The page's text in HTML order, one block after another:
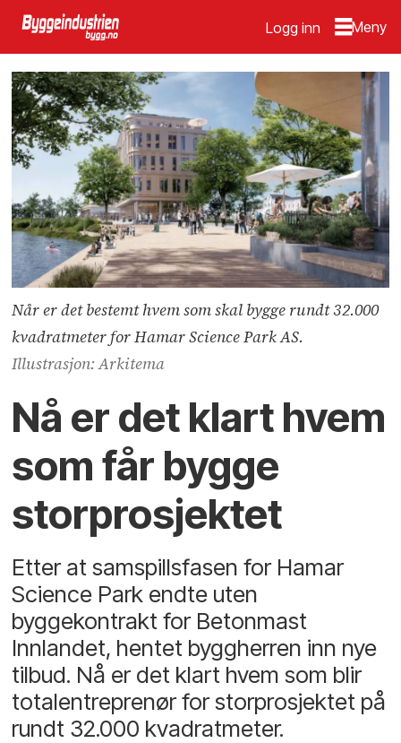
Logg inn
Når er det bestemt hvem som skal bygge rundt 32.000
kvadratmeter for Hamar Science Park AS.
Illustrasjon: Arkitema
Nå er det klart hvem
som får bygge
storprosjektet
Etter at samspillsfasen for Hamar
Science Park endte uten
byggekontrakt for Betonmast
Innlandet, hentet byggherren inn nye
tilbud. Nå er det klart hvem som blir
totalentreprenør for storprosjektet på
rundt 32.000 kvadratmeter.